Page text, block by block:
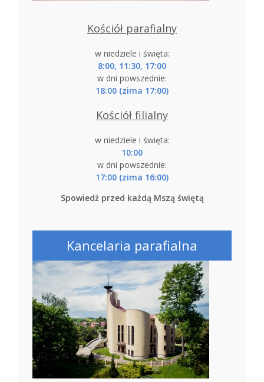
Kościół parafialny
w niedziele i święta:
8:00, 11:30, 17:00
w dni powszednie:
18:00 (zima 17:00)
Kościół filialny
w niedziele i święta:
10:00
w dni powszednie:
17:00 (zima 16:00)
Spowiedź przed każdą Mszą świętą
Kancelaria parafialna